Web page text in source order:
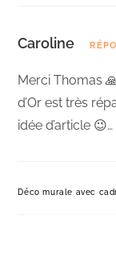
Caroline
Merci Thomas
d’Or est très
idée d’article 😉…
Déco murale avec